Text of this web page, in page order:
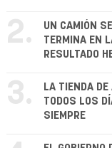
2.
UN CAMIÓN
TERMINA EN
RESULTADO
3.
LA TIENDA DE
TODOS LOS
SIEMPRE